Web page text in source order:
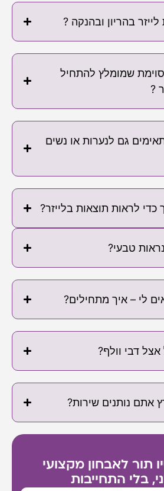
בהריון ובהנקה ?
שמומלץ להתחיל
?
גם לנערות או נשים
כדי לראות תוצאות בלייזר?
טבעי?
לי – איך מתחילים?
דבי וולף?
אתם נותנים שירות?
תור לאבחון מקצועי
בלי התחייבות